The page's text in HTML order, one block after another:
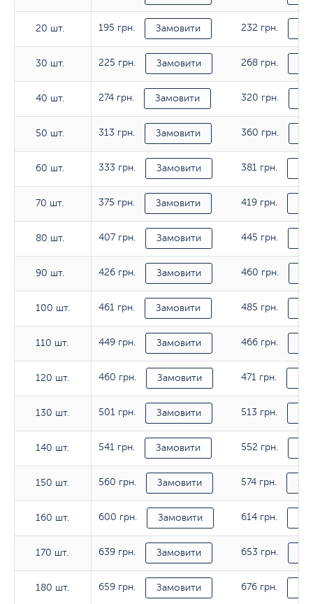
20 шт.
30 шт.
40 шт.
50 шт.
60 шт.
70 шт.
80 шт.
90 шт.
100 шт.
110 шт.
120 шт.
130 шт.
140 шт.
150 шт.
160 шт.
170 шт.
180 шт.
20 шт. 195 грн. Замовити 232 грн.
30 шт. 225 грн. Замовити 268 грн.
40 шт. 274 грн. Замовити 320 грн.
50 шт. 313 грн. Замовити 360 грн.
60 шт. 333 грн. Замовити 381 грн.
70 шт. 375 грн. Замовити 419 грн.
80 шт. 407 грн. Замовити 445 грн.
90 шт. 426 грн. Замовити 460 грн.
100 шт. 461 грн. Замовити 485 грн.
110 шт. 449 грн. Замовити 466 грн.
120 шт. 460 грн. Замовити 471 грн.
130 шт. 501 грн. Замовити 513 грн.
140 шт. 541 грн. Замовити 552 грн.
150 шт. 560 грн. Замовити 574 грн.
160 шт. 600 грн. Замовити 614 грн.
170 шт. 639 грн. Замовити 653 грн.
180 шт. 659 грн. Замовити 676 грн.